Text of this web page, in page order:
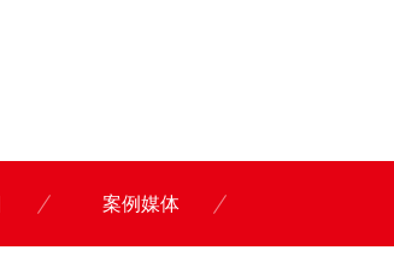
案例媒体